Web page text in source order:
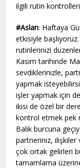
ilgili rutin
#Aslan: Haftaya
etkisiyle
rutinlerinizi
Kasım tarihinde
sevdiklerinizle,
yapmak
işler yapmak için
ikisi de özel bir
kontrol etmek pek
Balık burcuna
partneriniz, ilişkiler
çok ortak gelirleri
tamamlama